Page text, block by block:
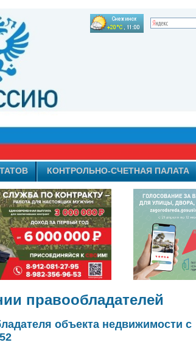
КОНТРОЛЬНО-СЧЕТНАЯ ПАЛАТА
правообладателей
объекта недвижимости с